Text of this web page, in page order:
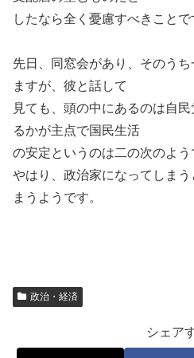
したなら全く憂慮すべきことで
先日、同窓会があり、そのう
ますが、彼と話して
見ても、頭の中にあるのは自
るかが主点で国民生活
の安定というのは二の次のよう
やはり、政治家になってしま
まうようです。
政治・経済
シェア